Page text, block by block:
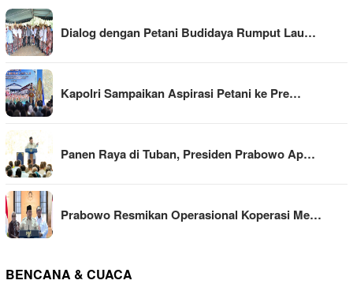
Dialog dengan Petani Budidaya Rumput Lau…
Kapolri Sampaikan Aspirasi Petani ke Pre…
Panen Raya di Tuban, Presiden Prabowo Ap…
Prabowo Resmikan Operasional Koperasi Me…
BENCANA & CUACA